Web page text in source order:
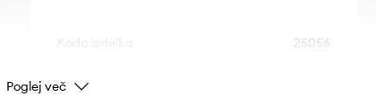
25056
Barva
Poglej več